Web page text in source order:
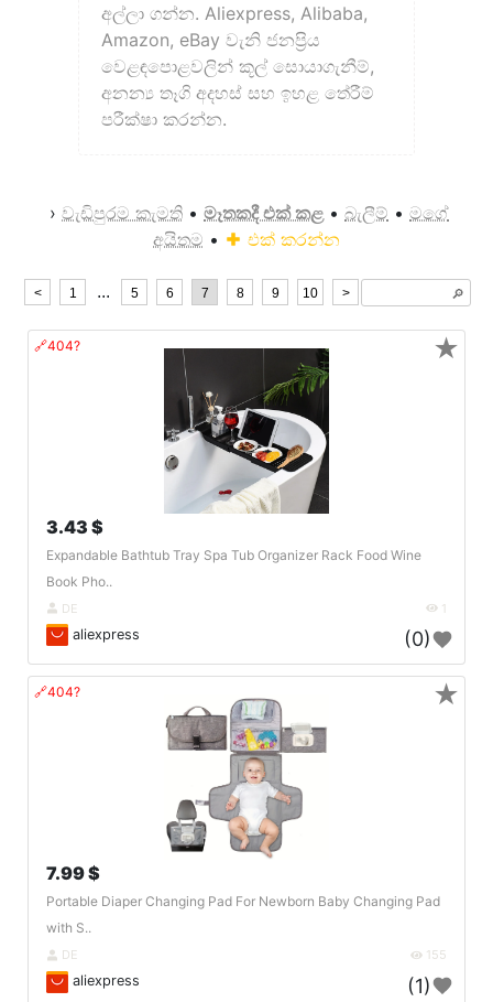
අල්ලා ගන්න. Aliexpress, Alibaba,
Amazon, eBay වැනි ජනප්‍රිය
වෙළඳපොළවලින් කූල් සොයාගැනීම්,
අනන්‍ය තෑගි අදහස් සහ ඉහළ තේරීම්
පරීක්ෂා කරන්න.
› වැඩිපුරම කැමති • මෑතකදී එක් කළ • බැලීම් • මගේ
අයිතම • එක් කරන්න
< 1 ... 5 6 7 8 9 10 > 🔎︎
🔗404?
3.43 $
Expandable Bathtub Tray Spa Tub Organizer Rack Food Wine
Book Pho..
DE 1
aliexpress (0)
★
🔗404?
7.99 $
Portable Diaper Changing Pad For Newborn Baby Changing Pad
with S..
DE 155
aliexpress (1)
★